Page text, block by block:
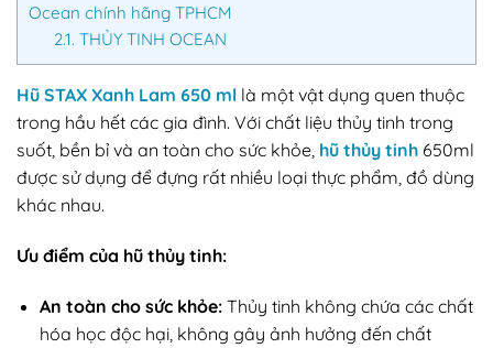
Ocean chính hãng TPHCM
2.1. THỦY TINH OCEAN
Hũ STAX Xanh Lam 650 ml là một vật dụng quen thuộc
trong hầu hết các gia đình. Với chất liệu thủy tinh trong
suốt, bền bỉ và an toàn cho sức khỏe, hũ thủy tinh 650ml
được sử dụng để đựng rất nhiều loại thực phẩm, đồ dùng
khác nhau.
Ưu điểm của hũ thủy tinh:
An toàn cho sức khỏe:Thủy tinh không chứa các chất
hóa học độc hại, không gây ảnh hưởng đến chất